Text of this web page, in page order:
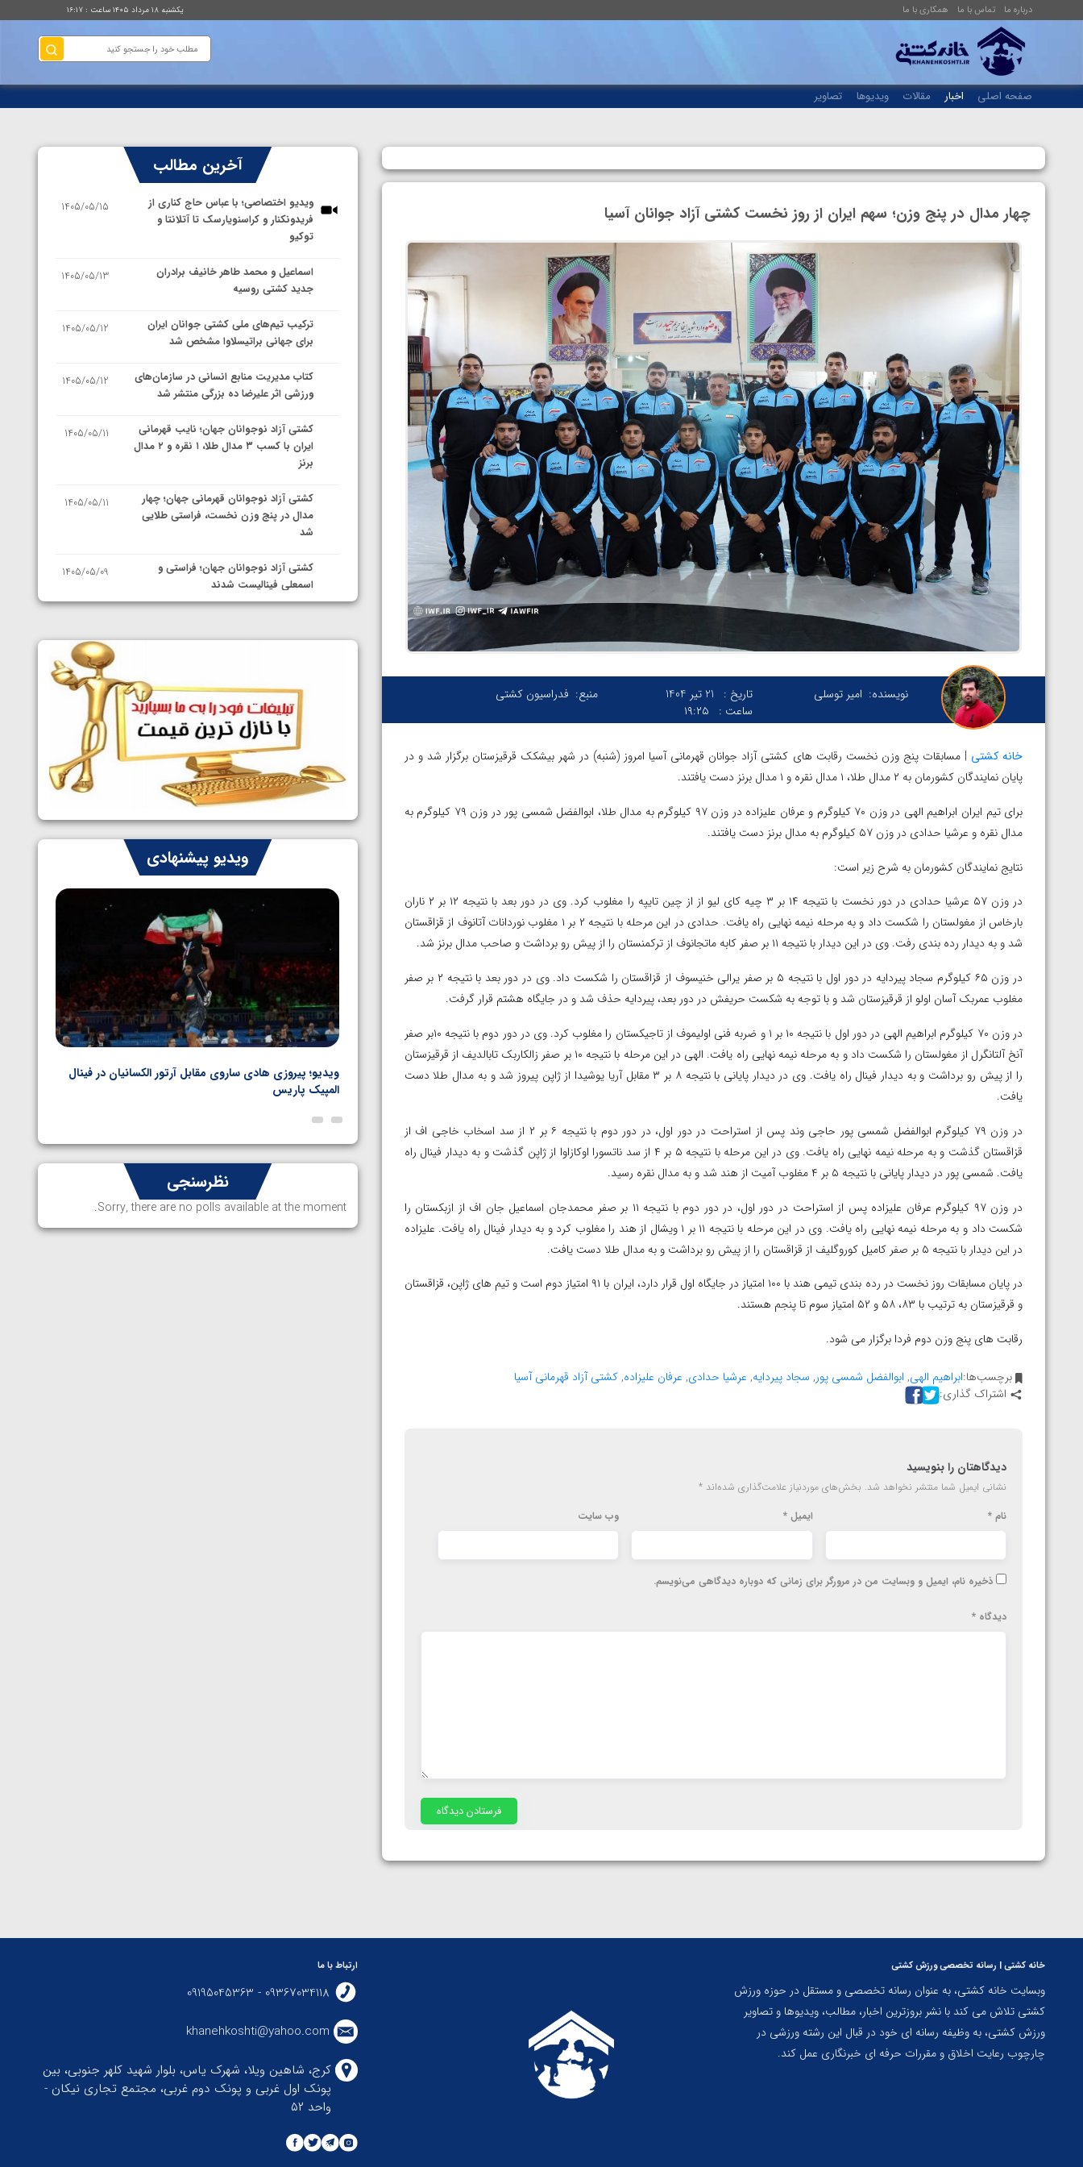
درباره ما تماس با ما همکاری با ما یکشنبه ۱۸ مرداد ۱۴۰۵ ساعت : ۱۶:۱۷
صفحه اصلی اخبار مقالات ویدیوها تصاویر
چهار مدال در پنج وزن؛ سهم ایران از روز نخست کشتی آزاد جوانان آسیا
نویسنده: امیر توسلی تاریخ :
21 تیر 1404
ساعت :
۱۹:۲۵
منبع: فدراسیون کشتی
خانه کشتی | مسابقات پنج وزن نخست رقابت های کشتی آزاد جوانان قهرمانی آسیا امروز (شنبه) در شهر بیشکک قرقیزستان برگزار شد و در
پایان نمایندگان کشورمان به ۲ مدال طلا، ۱ مدال نقره و ۱ مدال برنز دست یافتند.
برای تیم ایران ابراهیم الهی در وزن ۷۰ کیلوگرم و عرفان علیزاده در وزن ۹۷ کیلوگرم به مدال طلا، ابوالفضل شمسی پور در وزن ۷۹ کیلوگرم به
مدال نقره و عرشیا حدادی در وزن ۵۷ کیلوگرم به مدال برنز دست یافتند.
نتایج نمایندگان کشورمان به شرح زیر است:
در وزن ۵۷ عرشیا حدادی در دور نخست با نتیجه ۱۴ بر ۳ چیه کای لیو از از چین تایپه را مغلوب کرد. وی در دور بعد با نتیجه ۱۲ بر ۲ ناران
بارخاس از مغولستان را شکست داد و به مرحله نیمه نهایی راه یافت. حدادی در این مرحله با نتیجه ۲ بر ۱ مغلوب نوردانات آتانوف از قزاقستان
شد و به دیدار رده بندی رفت. وی در این دیدار با نتیجه ۱۱ بر صفر کابه ماتجانوف از ترکمنستان را از پیش رو برداشت و صاحب مدال برنز شد.
در وزن ۶۵ کیلوگرم سجاد پیردایه در دور اول با نتیجه ۵ بر صفر یرالی خنیسوف از قزاقستان را شکست داد. وی در دور بعد با نتیجه ۲ بر صفر
مغلوب عمربک آسان اولو از قرقیزستان شد و با توجه به شکست حریفش در دور بعد، پیردایه حذف شد و در جایگاه هشتم قرار گرفت.
در وزن ۷۰ کیلوگرم ابراهیم الهی در دور اول با نتیجه ۱۰ بر ۱ و ضربه فنی اولیموف از تاجیکستان را مغلوب کرد. وی در دور دوم با نتیجه ۱۰بر صفر
آنخ آلتانگرل از مغولستان را شکست داد و به مرحله نیمه نهایی راه یافت. الهی در این مرحله با نتیجه ۱۰ بر صفر زالکاربک تابالدیف از قرقیزستان
را از پیش رو برداشت و به دیدار فینال راه یافت. وی در دیدار پایانی با نتیجه ۸ بر ۳ مقابل آریا یوشیدا از ژاپن پیروز شد و به مدال طلا دست
یافت.
در وزن ۷۹ کیلوگرم ابوالفضل شمسی پور حاجی وند پس از استراحت در دور اول، در دور دوم با نتیجه ۶ بر ۲ از سد اسخاب خاجی اف از
قزاقستان گذشت و به مرحله نیمه نهایی راه یافت. وی در این مرحله با نتیجه ۵ بر ۴ از سد ناتسورا اوکازاوا از ژاپن گذشت و به دیدار فینال راه
یافت. شمسی پور در دیدار پایانی با نتیجه ۵ بر ۴ مغلوب آمیت از هند شد و به مدال نقره رسید.
در وزن ۹۷ کیلوگرم عرفان علیزاده پس از استراحت در دور اول، در دور دوم با نتیجه ۱۱ بر صفر محمدجان اسماعیل جان اف از ازبکستان را
شکست داد و به مرحله نیمه نهایی راه یافت. وی در این مرحله با نتیجه ۱۱ بر ۱ ویشال از هند را مغلوب کرد و به دیدار فینال راه یافت. علیزاده
در این دیدار با نتیجه ۵ بر صفر کامیل کوروگلیف از قزاقستان را از پیش رو برداشت و به مدال طلا دست یافت.
در پایان مسابقات روز نخست در رده بندی تیمی هند با ۱۰۰ امتیاز در جایگاه اول قرار دارد، ایران با ۹۱ امتیاز دوم است و تیم های ژاپن، قزاقستان
و قرقیزستان به ترتیب با ۸۳، ۵۸ و ۵۲ امتیاز سوم تا پنجم هستند.
رقابت های پنج وزن دوم فردا برگزار می شود.
برچسب‌ها:ابراهیم الهی, ابوالفضل شمسی پور, سجاد پیردایه, عرشیا حدادی, عرفان علیزاده,کشتی آزاد قهرمانی آسیا
اشتراک گذاری:
دیدگاهتان را بنویسید
نشانی ایمیل شما منتشر نخواهد شد. بخش‌های موردنیاز علامت‌گذاری شده‌اند *
نام * ایمیل* وب‌ سایت
ذخیره نام، ایمیل و وبسایت من در مرورگر برای زمانی که دوباره دیدگاهی می‌نویسم.
دیدگاه *
آخرین مطالب
ویدیو اختصاصی؛ با عباس حاج کناری از
فریدونکنار و کراسنویارسک تا آتلانتا و
توکیو
1405/05/15
اسماعیل و محمد طاهر خانیف برادران
جدید کشتی روسیه
1405/05/13
ترکیب تیم‌های ملی کشتی جوانان ایران
برای جهانی براتیسلاوا مشخص شد
1405/05/12
کتاب مدیریت منابع انسانی در سازمان‌های
ورزشی اثر علیرضا ده بزرگی منتشر شد
1405/05/12
کشتی آزاد نوجوانان جهان؛ نایب قهرمانی
ایران با کسب ۳ مدال طلا، ۱ نقره و ۲ مدال
برنز
1405/05/11
کشتی آزاد نوجوانان قهرمانی جهان؛ چهار
مدال در پنج وزن نخست، فراستی طلایی
شد
1405/05/11
کشتی آزاد نوجوانان جهان؛ فراستی و
اسمعلی فینالیست شدند
1405/05/09
نمایندگان ایران مشخص شدند
سوم برای ایران
1405/05/07
ایران چشم به راه چهار مدال در پنج وزن
دوم کشتی فرنگی نوجوانان جهان
1405/05/06
ویدیو پیشنهادی
امین میرزازاده
ویدیو؛ باخت امین کاویانی نژاد مقابل مالخاز آمویان از
ویدیو؛ صعود حسن یزدانی به فینال المپیک با برتری مقابل
ویدیو؛ پیروزی هادی ساروی مقابل آرتور الکسانیان در فینال
المپیک پاریس
نظرسنجی
Sorry, there are no polls available at the moment.
خانه کشتی | رسانه تخصصی ورزش کشتی
وبسایت خانه کشتی، به عنوان رسانه تخصصی و مستقل در حوزه ورزش
کشتی تلاش می کند با نشر بروزترین اخبار، مطالب، ویدیوها و تصاویر
ورزش کشتی، به وظیفه رسانه ای خود در قبال این رشته ورزشی در
چارچوب رعایت اخلاق و مقررات حرفه ای خبرنگاری عمل کند.
ارتباط با ما
09367034118 - 09195045363
khanehkoshti@yahoo.com
کرج، شاهین ویلا، شهرک یاس، بلوار شهید کلهر جنوبی، بین
پونک اول غربی و پونک دوم غربی، مجتمع تجاری نیکان -
واحد ۵۲